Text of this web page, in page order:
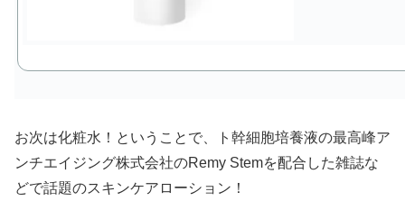
お次は化粧水！ということで、ト幹細胞培養液の最高峰ア
ンチエイジング株式会社のRemy Stemを配合した雑誌な
どで話題のスキンケアローション！